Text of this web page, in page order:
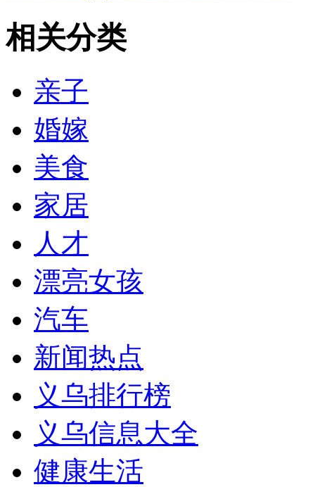
相关分类
亲子
婚嫁
美食
家居
人才
漂亮女孩
汽车
新闻热点
义乌排行榜
义乌信息大全
健康生活